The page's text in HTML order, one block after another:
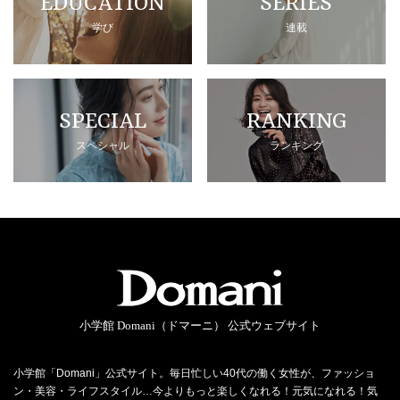
学び 連載
SPECIAL
スペシャル
RANKING
ランキング
小学館 Domani（ドマーニ） 公式ウェブサイト
小学館「Domani」公式サイト。毎日忙しい40代の働く女性が、ファッショ
ン・美容・ライフスタイル…今よりもっと楽しくなれる！元気になれる！気